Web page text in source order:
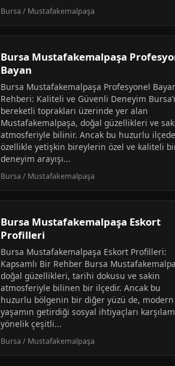
Bursa / Mustafakemalpaşa
Bursa Mustafakemalpaşa
Bayan
Bursa Mustafakemalpaşa Profesyonel
Rehberi: Kaliteli ve Güvenli Deneyim
bereketli toprakları üzerinde yer alan
Mustafakemalpaşa, doğal güzellikleri ve
atmosferiyle bilinir. Ancak bu huzurlu
özellikle yetişkin bireylerin özel ve kaliteli
deneyim arayışı...
Bursa / Mustafakemalpaşa
Bursa Mustafakemalpaşa Eskort
Profilleri
Bursa Mustafakemalpaşa Eskort Profilleri:
Kapsamlı Bir Rehber Bursa
doğal güzellikleri, tarihi dokusu ve sakin
atmosferiyle bilinen bir ilçedir. Ancak bu
huzurlu bölgenin bir diğer yüzü de, modern
yaşamın getirdiği sosyal ihtiyaçları
yönelik çeşitli...
Bursa / Mustafakemalpaşa